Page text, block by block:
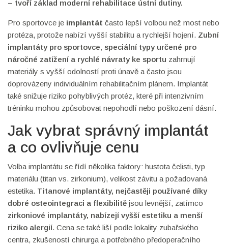
– tvoří základ moderní rehabilitace ústní dutiny.
Pro sportovce je implantát často lepší volbou než most nebo
protéza, protože nabízí vyšší stabilitu a rychlejší hojení. Zubní
implantáty pro sportovce, speciální typy určené pro
náročné zatížení a rychlé návraty ke sportu zahrnují
materiály s vyšší odolností proti únavě a často jsou
doprovázeny individuálním rehabilitačním plánem. Implantát
také snižuje riziko pohyblivých protéz, které při intenzivním
tréninku mohou způsobovat nepohodlí nebo poškození dásní.
Jak vybrat správný implantát
a co ovlivňuje cenu
Volba implantátu se řídí několika faktory: hustota čelisti, typ
materiálu (titan vs. zirkonium), velikost závitu a požadovaná
estetika. Titanové implantáty, nejčastěji používané díky
dobré osteointegraci a flexibilitě jsou levnější, zatímco
zirkoniové implantáty, nabízejí vyšší estetiku a menší
riziko alergií. Cena se také liší podle lokality zubařského
centra, zkušeností chirurga a potřebného předoperačního